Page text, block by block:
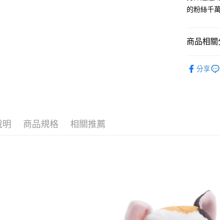
１．簡單
２．便利
【「
１．於結
２．訂單
３．收到
https://
３．未成
「AFTEE
運送方式
每筆
7-11付款
的粉絲千
商品相關
分享
明 商品規格 相關推薦